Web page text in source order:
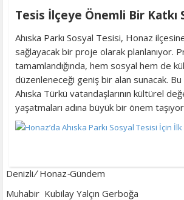
Tesis İlçeye Önemli Bir Katkı
Ahıska Parkı Sosyal Tesisi, Honaz
sağlayacak bir proje olarak planlanıyor.
tamamlandığında, hem sosyal hem de
düzenleneceği geniş bir alan sunacak.
Ahıska Türkü vatandaşlarının kültürel
yaşatmaları adına büyük bir önem
Denizli/Honaz-Gündem
Muhabir Kubilay Yalçın Gerboğa